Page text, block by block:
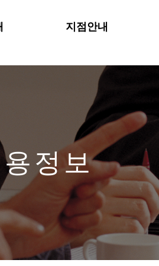
지점안내
정보